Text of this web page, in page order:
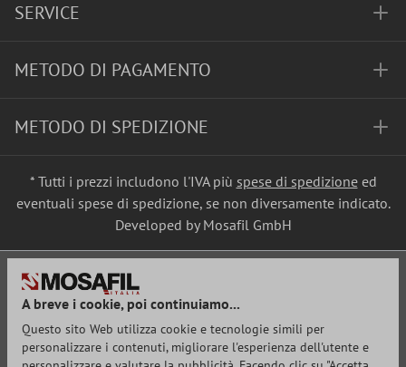
SERVICE
METODO DI PAGAMENTO
METODO DI SPEDIZIONE
* Tutti i prezzi includono l'IVA più spese di spedizioneed
eventuali spese di spedizione, se non diversamente indicato.
Developed by Mosafil GmbH
A breve i cookie, poi continuiamo...
Questo sito Web utilizza cookie e tecnologie simili per
personalizzare i contenuti, migliorare l'esperienza dell'utente e